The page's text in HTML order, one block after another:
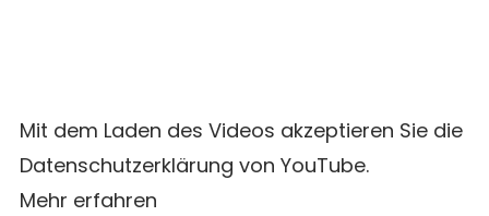
Mit dem Laden des Videos akzeptieren Sie die
Datenschutzerklärung von YouTube.
Mehr erfahren